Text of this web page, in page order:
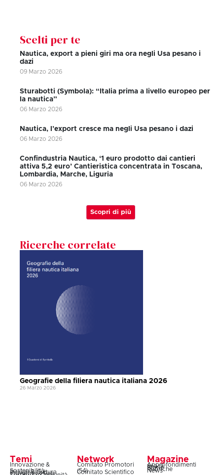
Scelti per te
Nautica, export a pieni giri ma ora negli Usa pesano i
dazi
09 Marzo 2026
Sturabotti (Symbola): “Italia prima a livello europeo per
la nautica”
06 Marzo 2026
Nautica, l’export cresce ma negli Usa pesano i dazi
06 Marzo 2026
Confindustria Nautica, ‘1 euro prodotto dai cantieri
attiva 5,2 euro’ Cantieristica concentrata in Toscana,
Lombardia, Marche, Liguria
06 Marzo 2026
Scopri di più
Ricerche correlate
Geografie della filiera nautica italiana 2026
26 Marzo 2026
Temi
Innovazione &
Sostenibilità
Design & Cultura
Coesione & Reti
Network
Comitato Promotori
(54)
Comitato Scientifico
Magazine
Approfondimenti
Snack
Storie
Rubriche
News